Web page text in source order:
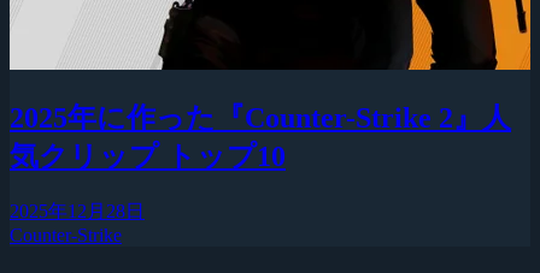
2025年に作った『Counter-Strike 2』人
気クリップ トップ10
2025年12月28日
Counter-Strike